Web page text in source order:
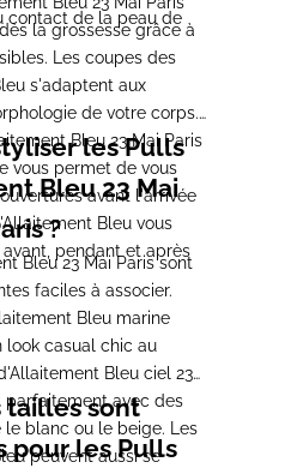
contact de la peau de
la grossesse grâce à
Les coupes des
s'adaptent aux
de votre corps.
Bleu 23 Mai Paris
vous permet de vous
avant l'arrivée
Bleu vous
pendant et après
les Pulls
Bleu 23 Mai
?
Bleu 23 Mai Paris sont
faciles à associer.
Bleu marine
look casual chic au
Bleu ciel 23
parfaitement avec des
blanc ou le beige. Les
peuvent aussi se
tailles sont
pour les Pulls